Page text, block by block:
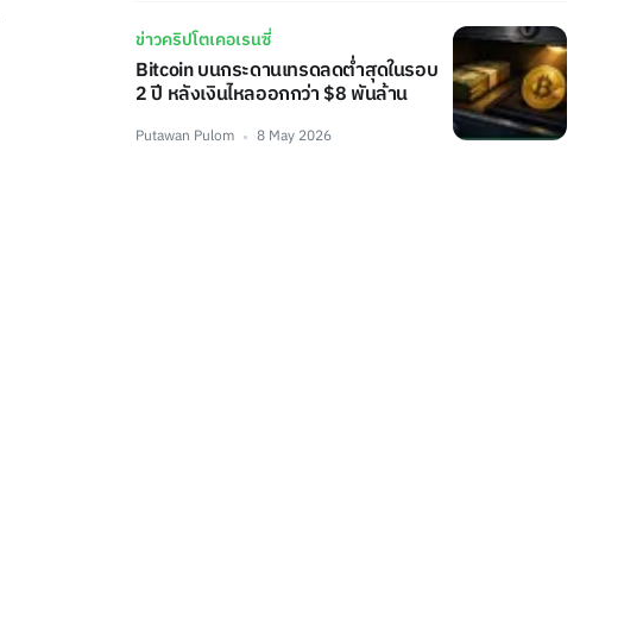
ข่าวคริปโตเคอเรนซี่
Bitcoin บนกระดานเทรดลดต่ำสุดในรอบ
2 ปี หลังเงินไหลออกกว่า $8 พันล้าน
Putawan Pulom 8 May 2026